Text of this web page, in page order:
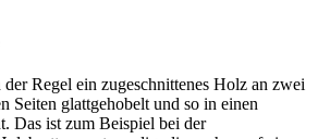
Regel ein zugeschnittenes Holz an zwei
Seiten glattgehobelt und so in einen
Das ist zum Beispiel bei der